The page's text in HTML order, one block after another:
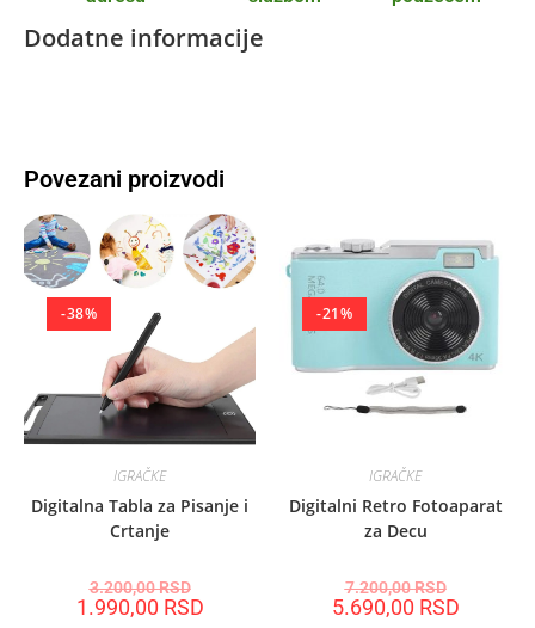
Dodatne informacije
Povezani proizvodi
-38%
IGRAČKE
Digitalna Tabla za Pisanje i
Crtanje
3.200,00RSD
1.990,00 RSD
-21%
IGRAČKE
Digitalni Retro Fotoaparat
za Decu
7.200,00RSD
5.690,00 RSD